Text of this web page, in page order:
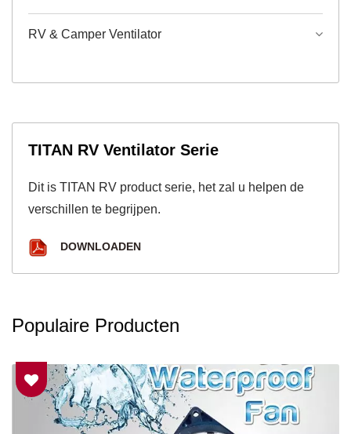
RV & Camper Ventilator
TITAN RV Ventilator Serie
Dit is TITAN RV product serie, het zal u helpen de
verschillen te begrijpen.
DOWNLOADEN
Populaire Producten